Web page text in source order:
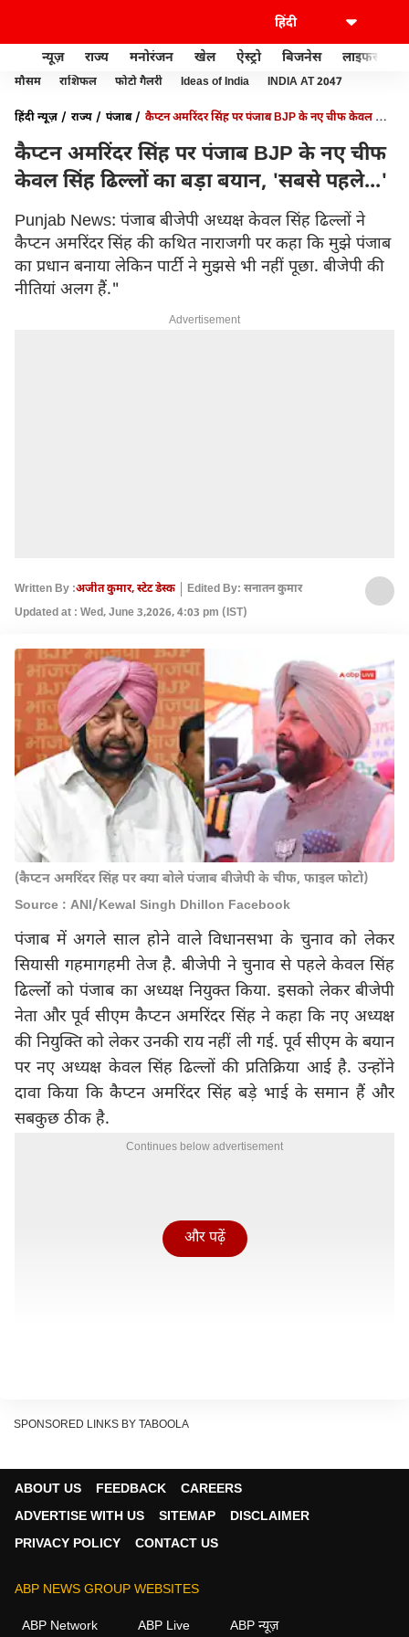
न्यूज़ राज्य मनोरंजन खेल ऐस्ट्रो बिजनेस लाइफस्टाइल
मौसम राशिफल फोटो गैलरी Ideas of India INDIA AT 2047
हिंदी न्यूज़ राज्य पंजाब
कैप्टन अमरिंदर सिंह पर पंजाब BJP के नए चीफ केवल सिंह
कैप्टन अमरिंदर सिंह पर पंजाब BJP के नए चीफ
केवल सिंह ढिल्लों का बड़ा बयान, 'सबसे पहले...'
Punjab News: पंजाब बीजेपी अध्यक्ष केवल सिंह ढिल्लों ने
कैप्टन अमरिंदर सिंह की कथित नाराजगी पर कहा कि मुझे पंजाब
का प्रधान बनाया लेकिन पार्टी ने मुझसे भी नहीं पूछा. बीजेपी की
नीतियां अलग हैं."
Advertisement
Written By :अजीत कुमार, स्टेट डेस्क
Edited By: सनातन कुमार
Updated at : Wed, June 3,2026, 4:03 pm (IST)
(कैप्टन अमरिंदर सिंह पर क्या बोले पंजाब बीजेपी के चीफ, फाइल फोटो)
Source : ANI/Kewal Singh Dhillon Facebook
पंजाब में अगले साल होने वाले विधानसभा के चुनाव को लेकर
सियासी गहमागहमी तेज है. बीजेपी ने चुनाव से पहले केवल सिंह
ढिल्लोंं को पंजाब का अध्यक्ष नियुक्त किया. इसको लेकर बीजेपी
नेता और पूर्व सीएम कैप्टन अमरिंदर सिंह ने कहा कि नए अध्यक्ष
की नियुक्ति को लेकर उनकी राय नहीं ली गई. पूर्व सीएम के बयान
पर नए अध्यक्ष केवल सिंह ढिल्लों की प्रतिक्रिया आई है. उन्होंने
दावा किया कि कैप्टन अमरिंदर सिंह बड़े भाई के समान हैं और
सबकुछ ठीक है.
Continues below advertisement
पंजाब बीजेपी अध्यक्ष केवल सिंह ढिल्लोंं ने मीडिया से बातचीत में
और पढ़ें
SPONSORED LINKS BY TABOOLA
ABOUT US FEEDBACK
CAREERS
ADVERTISE WITH US
SITEMAP
DISCLAIMER
PRIVACY POLICY
CONTACT US
ABP NEWS GROUP WEBSITES
ABP Network ABP Live ABP न्यूज़